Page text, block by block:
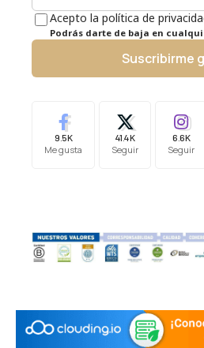
Acepto la política de
Podrás darte de baja en
Suscribirme
9.5K
Me gusta
41.4K
Seguir
6.6K
Seguir